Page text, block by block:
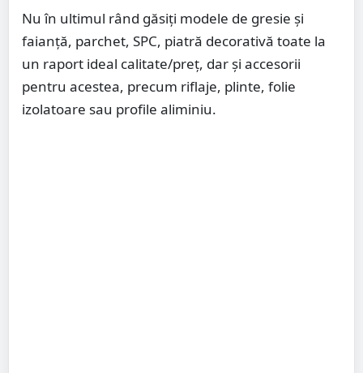
Nu în ultimul rând găsiți modele de gresie şi
faianţă, parchet, SPC, piatră decorativă toate la
un raport ideal calitate/preţ, dar și accesorii
pentru acestea, precum riflaje, plinte, folie
izolatoare sau profile aliminiu.